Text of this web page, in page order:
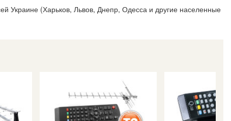
Украине (Харьков, Львов, Днепр, Одесса и другие населенные